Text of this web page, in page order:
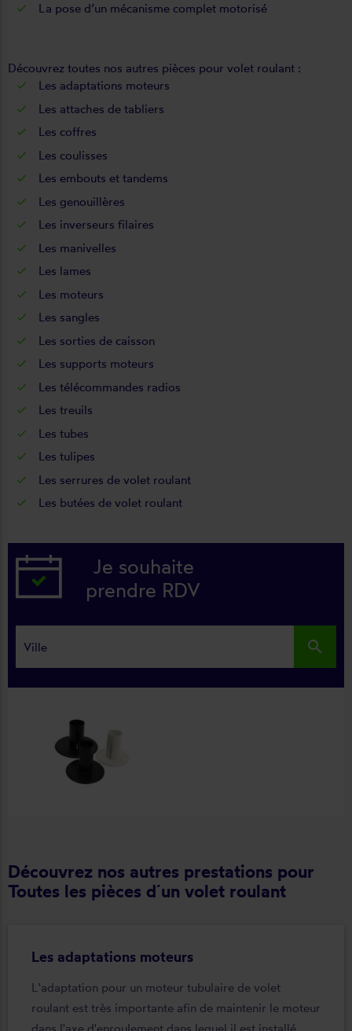
La pose d’un mécanisme complet motorisé
Découvrez toutes nos autres pièces pour volet roulant :
Les adaptations moteurs
Les attaches de tabliers
Les coffres
Les coulisses
Les embouts et tandems
Les genouillères
Les inverseurs filaires
Les manivelles
Les lames
Les moteurs
Les sangles
Les sorties de caisson
Les supports moteurs
Les télécommandes radios
Les treuils
Les tubes
Les tulipes
Les serrures de volet roulant
Les butées de volet roulant
Je souhaite
prendre RDV
search
Découvrez nos autres prestations pour
Toutes les pièces d´un volet roulant
Les adaptations moteurs
L'adaptation pour un moteur tubulaire de volet
roulant est très importante afin de maintenir le moteur